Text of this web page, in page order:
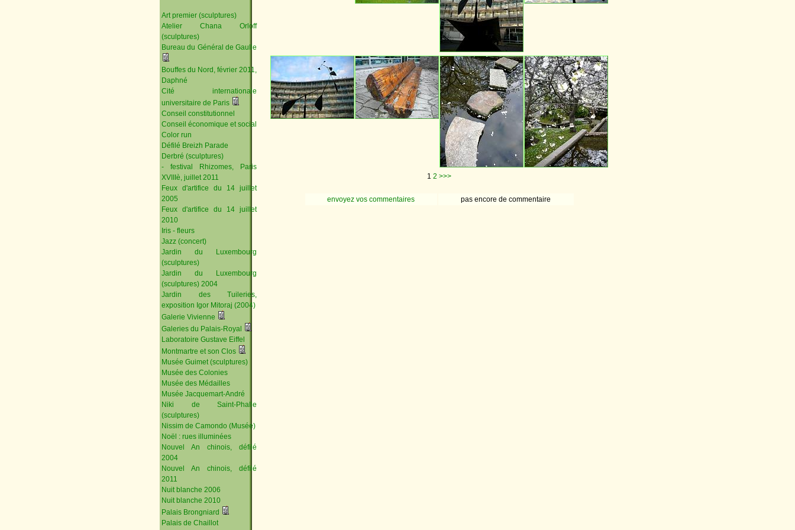
Art premier (sculptures)
Atelier Chana Orloff
(sculptures)
Bureau du Général de Gaulle
Bouffes du Nord, février 2011,
Daphné
Cité internationale
universitaire de Paris
Conseil constitutionnel
Conseil économique et social
Color run
Défilé Breizh Parade
Derbré (sculptures)
- festival Rhizomes, Paris
XVIIIè, juillet 2011
Feux d'artifice du 14 juillet
2005
Feux d'artifice du 14 juillet
2010
Iris - fleurs
Jazz (concert)
Jardin du Luxembourg
(sculptures)
Jardin du Luxembourg
(sculptures) 2004
Jardin des Tuileries,
exposition Igor Mitoraj (2004)
Galerie Vivienne
Galeries du Palais-Royal
Laboratoire Gustave Eiffel
Montmartre et son Clos
Musée Guimet (sculptures)
Musée des Colonies
Musée des Médailles
Musée Jacquemart-André
Niki de Saint-Phalle
(sculptures)
Nissim de Camondo (Musée)
Noël : rues illuminées
Nouvel An chinois, défilé
2004
Nouvel An chinois, défilé
2011
Nuit blanche 2006
Nuit blanche 2010
Palais Brongniard
Palais de Chaillot
1 2 >>>
envoyez vos commentaires pas encore de commentaire